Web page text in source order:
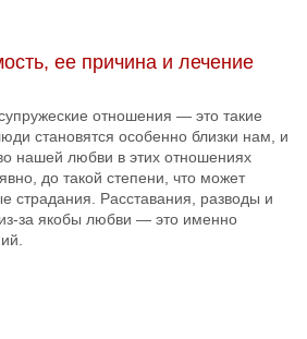
ее причина и лечение
отношения — это такие
становятся особенно близки нам, и
нашей любви в этих отношениях
до такой степени, что может
страдания. Расставания, разводы и
за якобы любви — это именно